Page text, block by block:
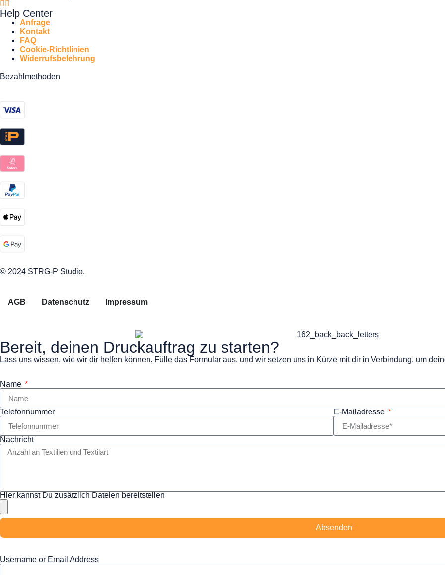
Help Center
Anfrage
Kontakt
FAQ
Cookie-Richtlinien
Widerrufsbelehrung
Bezahlmethoden
© 2024 STRG-P Studio.
AGB Datenschutz Impressum
Bereit, deinen Druckauftrag zu starten?
Lass uns wissen, wie wir dir helfen können. Fülle das Formular aus, und wir setzen uns in Kürze mit dir in Verbindung, um
Name
Telefonnummer E-Mailadresse
Nachricht
Hier kannst Du zusätzlich Dateien bereitstellen
Absenden
Username or Email Address